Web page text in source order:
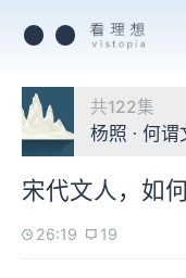
共122集
杨照 · 何
宋代文人，如
26:19 19